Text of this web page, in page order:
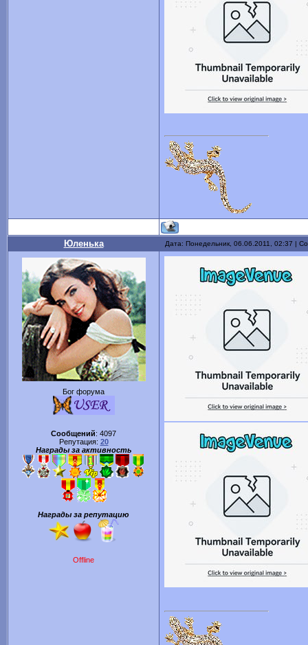
Юленька Дата: Понедельник, 06.06.2011, 02:37 |
Бог форума
Сообщений: 4097
Репутация: 20
Награды за активность
Награды за репутацию
Offline